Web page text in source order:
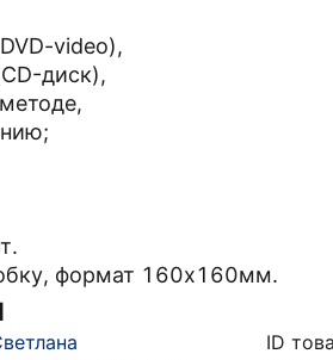
video),
диск),
формат 160x160мм.
ID